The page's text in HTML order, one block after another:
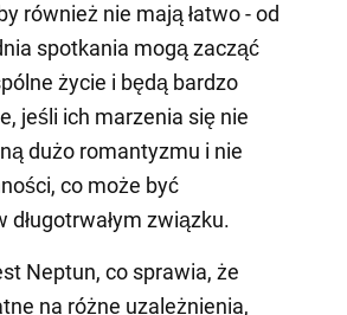
również nie mają łatwo - od
spotkania mogą zacząć
życie i będą bardzo
jeśli ich marzenia się nie
dużo romantyzmu i nie
co może być
długotrwałym związku.
Neptun, co sprawia, że
na różne uzależnienia,